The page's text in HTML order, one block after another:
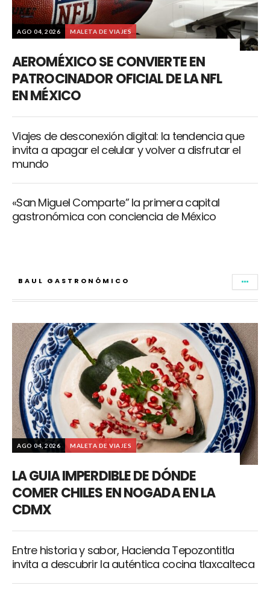
AGO 04, 2026 MALETA DE VIAJES
AEROMÉXICO SE CONVIERTE EN
PATROCINADOR OFICIAL DE LA NFL
EN MÉXICO
Viajes de desconexión digital: la tendencia que
invita a apagar el celular y volver a disfrutar el
mundo
«San Miguel Comparte” la primera capital
gastronómica con conciencia de México
BAUL GASTRONÓMICO
AGO 04, 2026 MALETA DE VIAJES
LA GUIA IMPERDIBLE DE DÓNDE
COMER CHILES EN NOGADA EN LA
CDMX
Entre historia y sabor, Hacienda Tepozontitla
invita a descubrir la auténtica cocina tlaxcalteca